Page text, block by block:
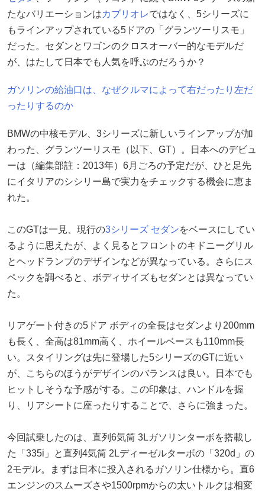
たなバリエーションはカブリオレではなく、5シリーズに
もラインアップされている5ドアの「グランツーリスモ」
だった。セダンとワゴンのクロスオーバー的なモデルだ
が、はたして日本でも人気を呼ぶのだろうか？
ガソリンの給油口は、なぜクルマによって右だったり左だ
ったりするのか
BMWの中核モデル、3シリーズに新しいラインアップが加
わった、グランツーリスモ（以下、GT）。日本へのデビュ
ーは（編集部註：2013年）6月ごろの予定だが、ひと足先
にイタリアのシシリー島で実力をチェックする機会に恵ま
れた。
このGTは一見、現行の3シリーズ セダンをベースにしてい
るように思えたが、よく見るとフロントのキドニーグリル
とヘッドランプのデザインなどが異なっている。さらにス
ペックを調べると、ボディサイズもセダンとは異なってい
た。
リアゲート付きの5ドア ボディの全長はセダンより200mm
も長く、全高は81mm高く、ホイールベースも110mm長
い。スタイリングは先に登場した5シリーズのGTに近い
が、こちらのほうがデザインのバランスは良い。日本でも
ヒットしそうな予感がする。この印象は、ハンドルを握
り、リアシートに座ったりすることで、さらに強まった。
今回試乗したのは、直列6気筒 3Lガソリンターボを搭載し
た「335i」と直列4気筒 2Lディーゼルターボの「320d」の
2モデル。まずは日本に投入されるガソリン仕様から。直6
エンジンのスムーズさや1500rpmからの太いトルクは相変